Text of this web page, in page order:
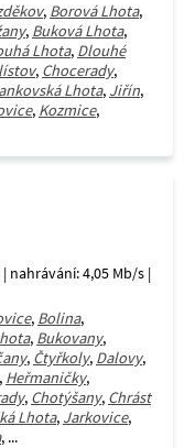
, Borová Lhota,
, Buková Lhota,
Lhota, Dlouhé
, Chocerady,
Lhota, Jiřín,
, Kozmice,
nahrávání: 4,05 Mb/s |
, Bolina,
, Bukovany,
, Čtyřkoly, Dalovy,
, Heřmaničky,
, Chotýšany, Chrást
Lhota, Jarkovice,
, ...